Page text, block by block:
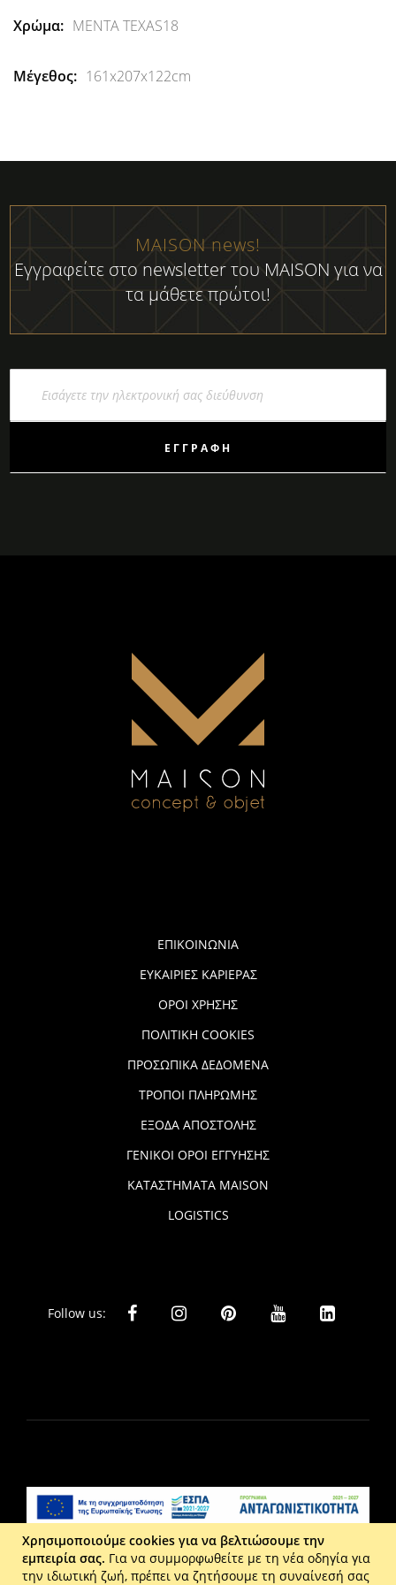
ΜΕΝΤΑ TEXAS18
161x207x122cm
MAISON news!
Εγγραφείτε στο newsletter του MAISON για να
τα μάθετε πρώτοι!
ΕΓΓΡΑΦΉ
ΕΠΙΚΟΙΝΩΝΙΑ
ΕΥΚΑΙΡΙΕΣ ΚΑΡΙΕΡΑΣ
ΟΡΟΙ ΧΡΗΣΗΣ
ΠΟΛΙΤΙΚΗ COOKIES
ΠΡΟΣΩΠΙΚΑ ΔΕΔΟΜΕΝΑ
ΤΡΟΠΟΙ ΠΛΗΡΩΜΗΣ
ΕΞΟΔΑ ΑΠΟΣΤΟΛΗΣ
ΓΕΝΙΚΟΙ ΟΡΟΙ ΕΓΓΥΗΣΗΣ
ΚΑΤΑΣΤΗΜΑΤΑ MAISON
LOGISTICS
Follow us:
Liberta Ε.Π.Ε. - Τ: 2610 201 800 - Ε: eshop@maison.gr -
Χρησιμοποιούμε cookies για να βελτιώσουμε την
εμπειρία σας. Για να συμμορφωθείτε με τη νέα οδηγία για
την ιδιωτική ζωή, πρέπει να ζητήσουμε τη συναίνεσή σας